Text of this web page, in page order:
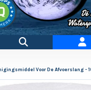
Voor De Afvoerslang -